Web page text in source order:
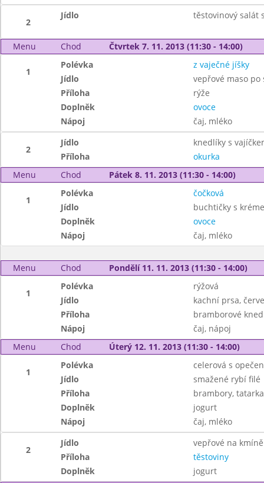
2
Jídlo těstovinový salát
Menu Chod Čtvrtek 7. 11. 2013 (11:30 - 14:00)
1
Polévka
z vaječné jíšky
Jídlo
vepřové maso po
Příloha
rýže
Doplněk
ovoce
Nápoj
čaj, mléko
2
Jídlo
knedlíky s
Příloha
okurka
Menu
Chod Pátek 8. 11. 2013 (11:30 - 14:00)
1
Polévka
čočková
Jídlo
buchtičky s
Doplněk
ovoce
Nápoj
čaj, mléko
Menu Chod Pondělí 11. 11. 2013 (11:30 - 14:00)
1
Polévka
rýžová
Jídlo
kachní prsa,
Příloha
bramborové
Nápoj
čaj, nápoj
Menu
Chod Úterý 12. 11. 2013 (11:30 - 14:00)
1
Polévka
celerová s
Jídlo
smažené rybí filé
Příloha
brambory, tatarka
Doplněk
jogurt
Nápoj
čaj, mléko
2
Jídlo
vepřové na kmíně
Příloha
těstoviny
Doplněk
jogurt